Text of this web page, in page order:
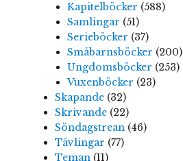
Kapitelböcker (588)
Samlingar (51)
Serieböcker (37)
Småbarnsböcker (200)
Ungdomsböcker (253)
Vuxenböcker (23)
Skapande (32)
Skrivande (22)
Söndagstrean (46)
Tävlingar (77)
Teman (11)